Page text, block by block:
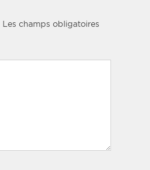
Les champs obligatoires